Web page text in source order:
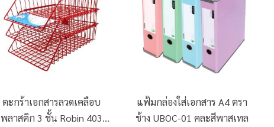
ตะกร้าเอกสารลวดเคลือบ
พลาสติก 3 ชั้น Robin 403
แฟ้มกล่องใส่เอกสาร A4 ตรา
ช้าง UBOC-01 คละสีพาสเทล